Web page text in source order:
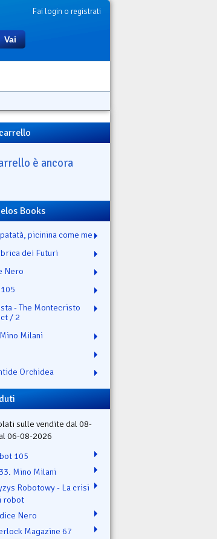
Fai login o registrati
Vai
è ancora
Books
picinina come me
dei Futuri
Nero
- The Montecristo
/ 2
Milani
Orchidea
sulle vendite dal 08-
06-08-2026
105
Mino Milani
Robotowy - La crisi
robot
Nero
Magazine 67